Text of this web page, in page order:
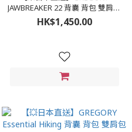
JAWBREAKER 22 背囊 背包 雙肩包
書包 袋
HK$1,450.00